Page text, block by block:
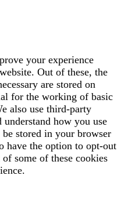
your experience
Out of these, the
are stored on
for the working of basic
also use third-party
understand how you use
stored in your browser
have the option to opt-out
some of these cookies